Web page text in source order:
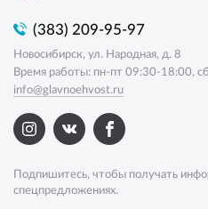
(383) 209-95-97
Новосибирск, ул. Народная, д. 8
Время работы: пн-пт 09:30-18:00,
info@glavnoehvost.ru
Подпишитесь, чтобы получать
спецпредложениях.